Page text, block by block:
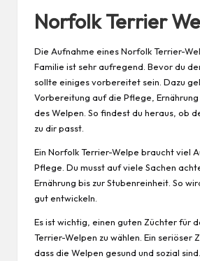
Norfolk Terrier
Die Aufnahme eines Norfolk Terrier-
Familie ist sehr aufregend. Bevor du
sollte einiges vorbereitet sein. Dazu
Vorbereitung auf die Pflege, Ernährung
des Welpen. So findest du heraus, ob
zu dir passt.
Ein Norfolk Terrier-Welpe braucht viel
Pflege. Du musst auf viele Sachen
Ernährung bis zur Stubenreinheit. So
gut entwickeln.
Es ist wichtig, einen guten Züchter für
Terrier-Welpen zu wählen. Ein seriöser
dass die Welpen gesund und sozial